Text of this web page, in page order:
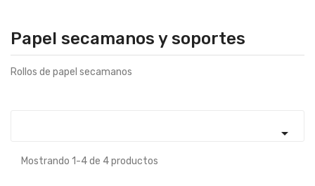
Papel secamanos y soportes
Rollos de papel secamanos

Mostrando 1-4 de 4 productos